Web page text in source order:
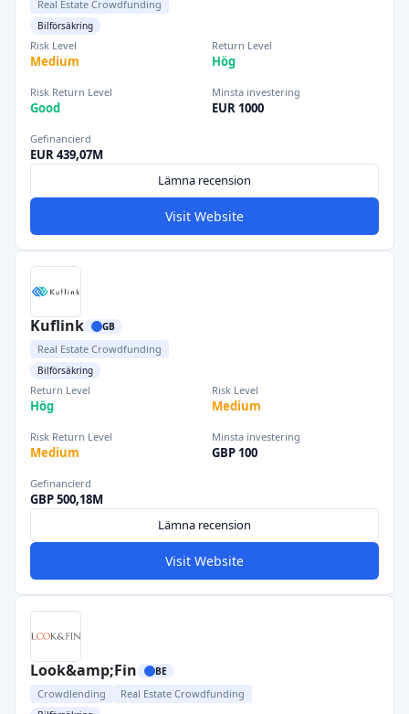
Real Estate Crowdfunding
Bilförsäkring
Risk Level
Medium
Return Level
Hög
Risk Return Level
Good
Minsta investering
EUR 1000
Gefinancierd
EUR 439,07M
Lämna recension
Visit Website
Kuflink GB
Real Estate Crowdfunding
Bilförsäkring
Return Level
Hög
Risk Level
Medium
Risk Return Level
Medium
Minsta investering
GBP 100
Gefinancierd
GBP 500,18M
Lämna recension
Visit Website
Look&amp;Fin BE
Crowdlending Real Estate Crowdfunding